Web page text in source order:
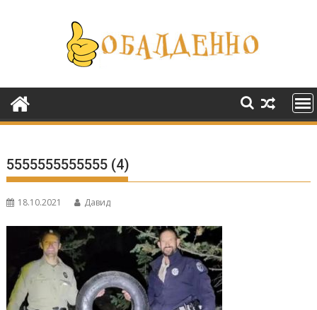
содержимому
5555555555555 (4)
18.10.2021 Давид